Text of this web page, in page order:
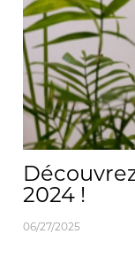
2024 !
06/27/2025